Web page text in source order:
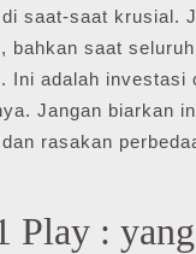
saat-saat krusial.
saat
Ini adalah investasi
Jangan biarkan
dan rasakan
Play :